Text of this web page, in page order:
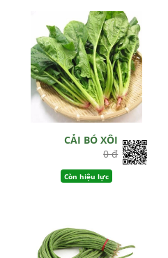
CẢI BÓ XÔI
0 đ
Còn hiệu lực